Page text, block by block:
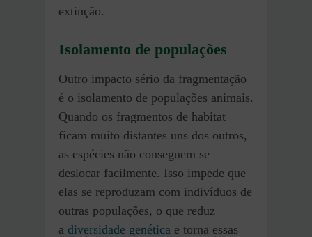
extinção.
Isolamento de populações
Outro impacto sério da fragmentação
é o isolamento de populações animais.
Quando os fragmentos de habitat
ficam muito distantes uns dos outros,
as espécies não conseguem se
deslocar facilmente. Isso impede que
elas se reproduzam com indivíduos de
outras populações, o que reduz
a diversidade genética e torna essas